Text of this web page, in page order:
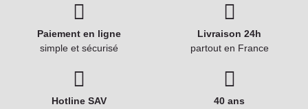
Paiement en ligne
simple et sécurisé
Livraison 24h
partout en France
Hotline SAV
40 ans